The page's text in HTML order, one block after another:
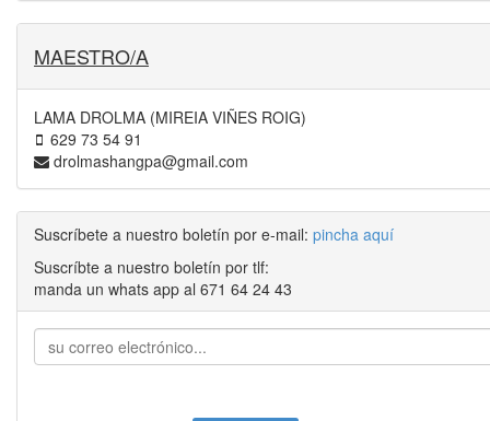
MAESTRO/A
LAMA DROLMA (MIREIA VIÑES ROIG)
629 73 54 91
drolmashangpa@gmail.com
Suscríbete a nuestro boletín por e-mail: pincha aquí
Suscríbte a nuestro boletín por tlf:
manda un whats app al 671 64 24 43